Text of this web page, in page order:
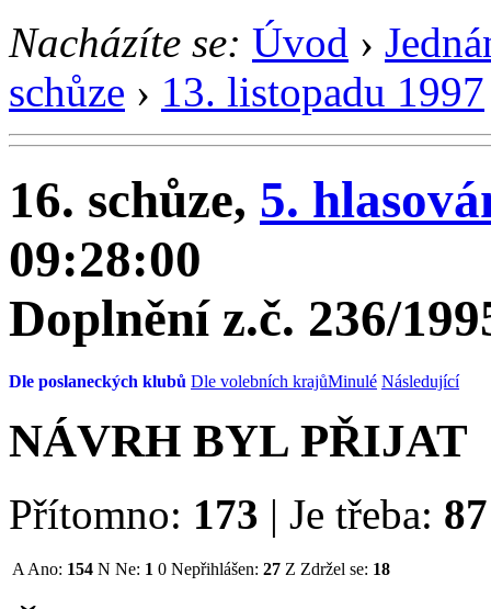
Nacházíte se: Úvod ›
schůze › 13. listopadu 1997
16. schůze, 5.
09:28:00
Doplnění z.č. 236/
Dle poslaneckých klubů Dle volebních krajůMinulé Následující
NÁVRH BYL PŘIJAT
Přítomno: 173 | Je třeba: 87
A Ano: 154 N Ne: 1 0 Nepřihlášen: 27 Z Zdržel se: 18